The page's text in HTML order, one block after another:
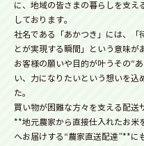
に、地域の皆さまの暮らしを支え
しております。
社名である「あかつき」には、「
とが実現する瞬間」という意味が
お客様の願いや目的が叶うその“
い、力になりたいという想いを込
た。
買い物が困難な方々を支える配送
**地元農家から直接仕入れたお米
へお届けする“農家直送配達”**に